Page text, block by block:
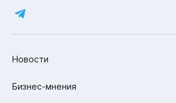
Новости
Бизнес-мнения